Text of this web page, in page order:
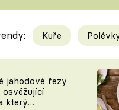
ŠÉF!
Kuře
jahodové řezy
který